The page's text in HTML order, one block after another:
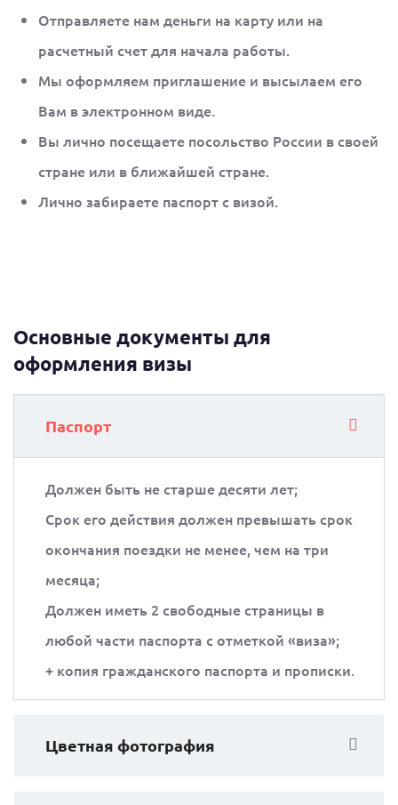
Отправляете нам деньги на карту или на
расчетный счет для начала работы.
Мы оформляем приглашение и высылаем его
Вам в электронном виде.
Вы лично посещаете посольство России в своей
стране или в ближайшей стране.
Лично забираете паспорт с визой.
Основные документы для
оформления визы
Паспорт
Должен быть не старше десяти лет;
Срок его действия должен превышать срок
окончания поездки не менее, чем на три
месяца;
Должен иметь 2 свободные страницы в
любой части паспорта с отметкой «виза»;
+ копия гражданского паспорта и прописки.
Цветная фотография